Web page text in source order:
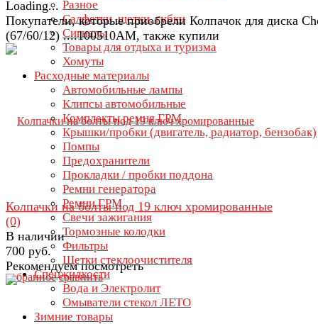
Разное
Салфетки, щетки, губки
Сигналы
Товары для отдыха и туризма
Хомуты
Расходные материалы
Автомобильные лампы
Клипсы автомобильные
Комплекты ремня ГРМ
Крышки/пробки (двигатель, радиатор, бензобак)
Помпы
Предохранители
Прокладки / пробки поддона
Ремни генератора
Ремни ГРМ
Свечи зажигания
Тормозные колодки
Фильтры
Щетки стеклоочистителя
Спецжидкости
Вода и Электролит
Омыватели стекол ЛЕТО
Зимние товары
Покупатели, которые приобрели Колпачок для диска
(67/60/12) ....100510AM, также купили
избранное сравнить
Колпачки на болты под 19 ключ хромированные
(0)
В наличии
700 руб.
Рекомендуем посмотреть